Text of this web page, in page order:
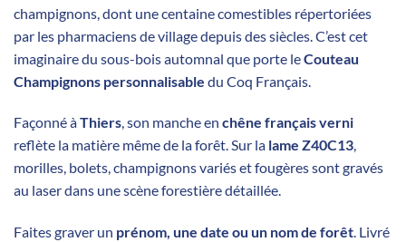
champignons, dont une centaine comestibles répertoriées
par les pharmaciens de village depuis des siècles. C’est cet
imaginaire du sous-bois automnal que porte leCouteau
Champignons personnalisable du Coq Français.
Façonné àThiers, son manche en chêne français verni
reflète la matière même de la forêt. Sur la lame Z40C13,
morilles, bolets, champignons variés et fougères sont gravés
au laser dans une scène forestière détaillée.
Faites graver un prénom, une date ou un nom de forêt. Livré